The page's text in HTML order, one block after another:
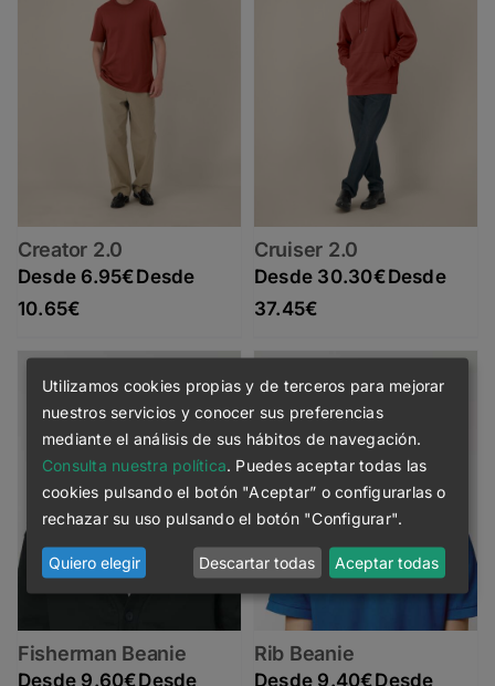
Creator 2.0
6.95€
10.65€
Cruiser 2.0
30.30€
37.45€
Fisherman Beanie
9.60€
Rib Beanie
9.40€
Utilizamos cookies propias y de terceros para mejorar
nuestros servicios y conocer sus preferencias
mediante el análisis de sus hábitos de navegación.
Consulta nuestra política . Puedes aceptar todas las
cookies pulsando el botón "Aceptar” o configurarlas o
rechazar su uso pulsando el botón "Configurar".
Quiero elegir Descartar todas Aceptar todas